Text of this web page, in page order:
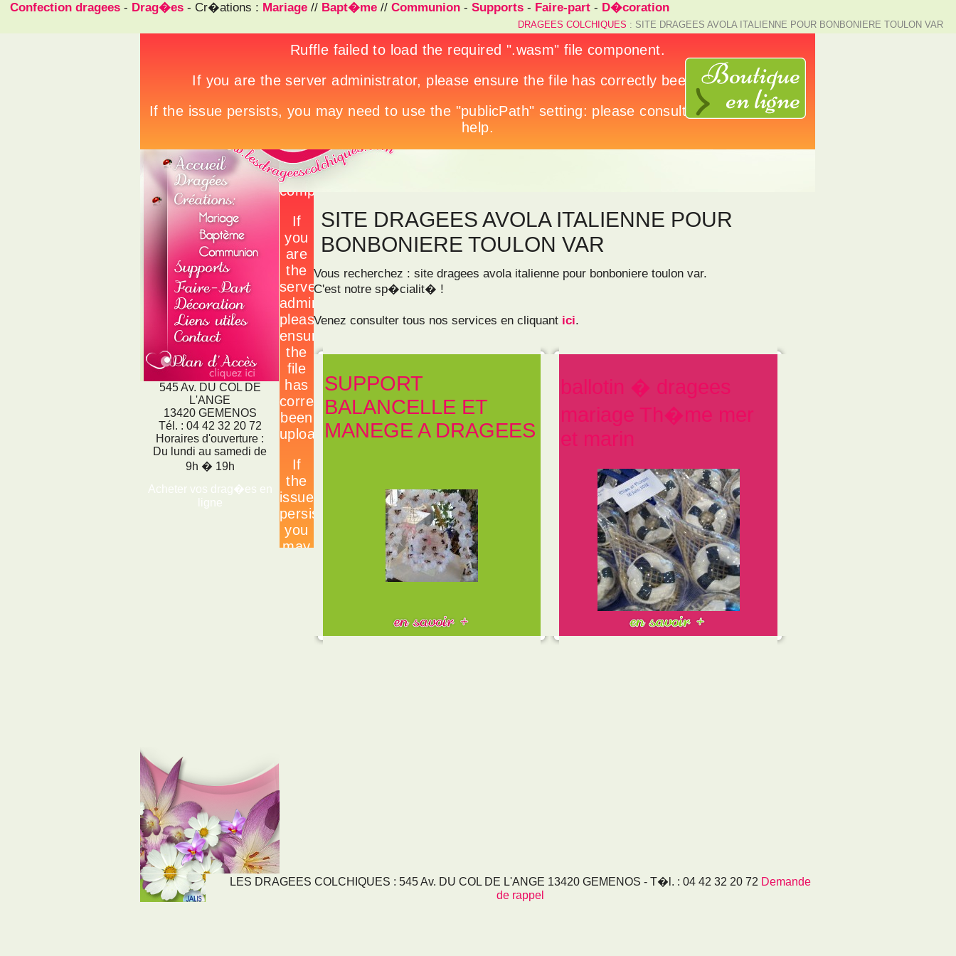
Confection dragees- Drag�es- Cr�ations : Mariage// Bapt�me// Communion- Supports- Faire-part- D�coration
DRAGEES COLCHIQUES : SITE DRAGEES AVOLA ITALIENNE POUR BONBONIERE TOULON VAR
545 Av. DU COL DE
L'ANGE
13420 GEMENOS
Tél. : 04 42 32 20 72
Horaires d'ouverture :
Du lundi au samedi de
9h � 19h
Acheter vos drag�es en
ligne
SITE DRAGEES AVOLA ITALIENNE POUR
BONBONIERE TOULON VAR
Vous recherchez : site dragees avola italienne pour bonboniere toulon var.
C'est notre sp�cialit� !
Venez consulter tous nos services en cliquant ici.
SUPPORT
BALANCELLE ET
MANEGE A DRAGEES
ballotin � dragees
mariage Th�me mer
et marin
LES DRAGEES COLCHIQUES : 545 Av. DU COL DE L'ANGE 13420 GEMENOS - T�l. : 04 42 32 20 72 Demande
de rappel